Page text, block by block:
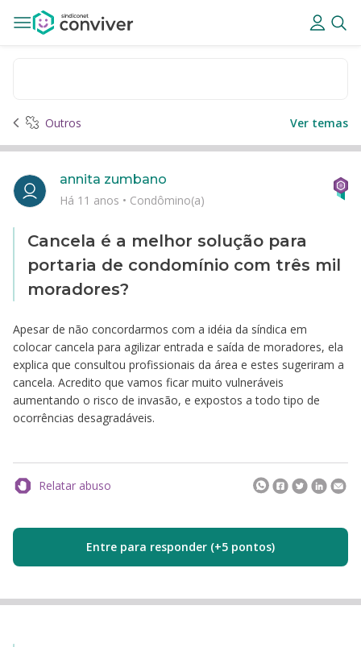
Outros Ver temas
Cancela é a melhor solução para
portaria de condomínio com três mil
moradores?
Apesar de não concordarmos com a idéia da síndica em
colocar cancela para agilizar entrada e saída de moradores, ela
explica que consultou profissionais da área e estes sugeriram a
cancela. Acredito que vamos ficar muito vulneráveis
aumentando o risco de invasão, e expostos a todo tipo de
ocorrências desagradáveis.
annita zumbano
Há 11 anos • Condômino(a)
Relatar abuso
Entre para responder (+5 pontos)